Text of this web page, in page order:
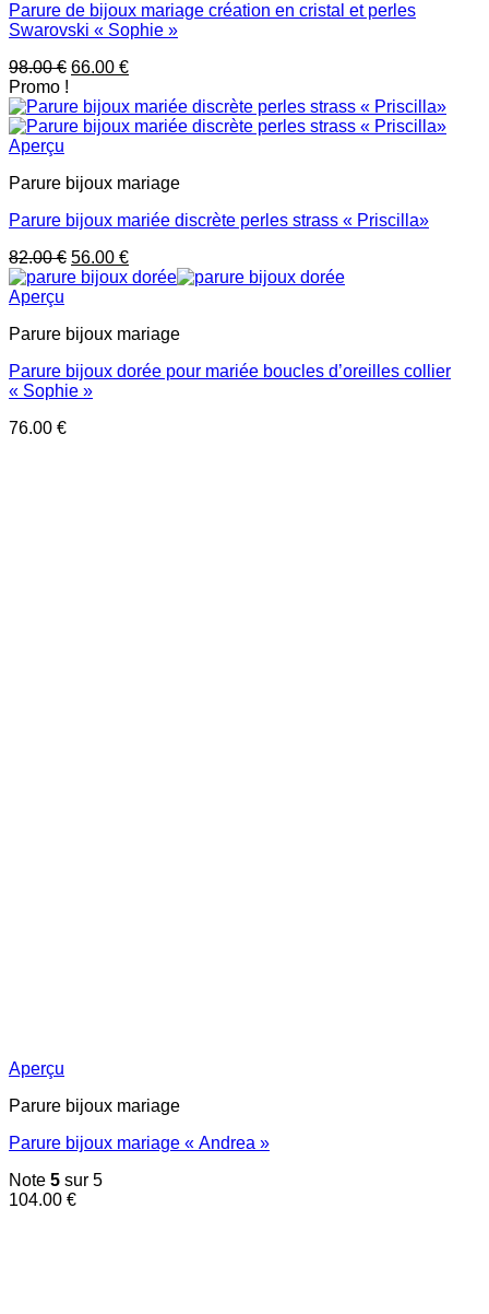
Parure de bijoux mariage création en cristal et perles
Swarovski « Sophie »
98.00€ Le
initial
était :
66.00 €Le
actuel
est :
Promo !
Aperçu
Parure bijoux mariage
Parure bijoux mariée discrète perles strass « Priscilla»
82.00€ Le
prix
82.00 €.
56.00 €Le
prix
56.00 €.
Aperçu
Parure bijoux mariage
Parure bijoux dorée pour mariée boucles d’oreilles collier
« Sophie »
76.00 €
Aperçu
Parure bijoux mariage
Parure bijoux mariage « Andrea »
Note 5 sur 5
104.00 €